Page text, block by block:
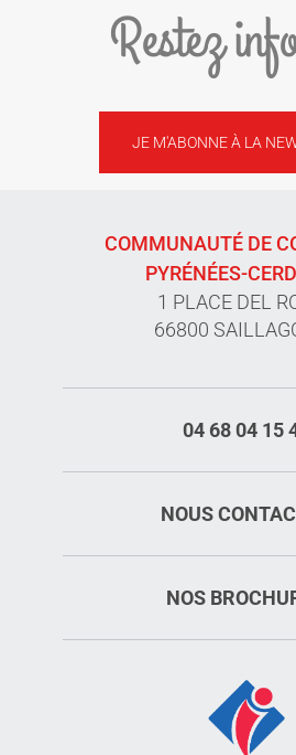
Restez
JE M'ABONNE À LA
COMMUNAUTÉ DE
PYRÉNÉES-
1 PLACE DEL
66800
04 68 04 15
NOUS
NOS